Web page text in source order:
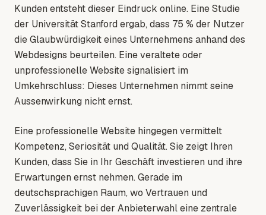
Kunden entsteht dieser Eindruck online. Eine Studie
der Universität Stanford ergab, dass 75 % der Nutzer
die Glaubwürdigkeit eines Unternehmens anhand des
Webdesigns beurteilen. Eine veraltete oder
unprofessionelle Website signalisiert im
Umkehrschluss: Dieses Unternehmen nimmt seine
Aussenwirkung nicht ernst.
Eine professionelle Website hingegen vermittelt
Kompetenz, Seriosität und Qualität. Sie zeigt Ihren
Kunden, dass Sie in Ihr Geschäft investieren und ihre
Erwartungen ernst nehmen. Gerade im
deutschsprachigen Raum, wo Vertrauen und
Zuverlässigkeit bei der Anbieterwahl eine zentrale